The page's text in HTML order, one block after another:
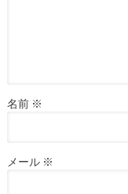
名前 ※
メール ※